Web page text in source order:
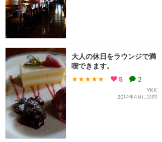
大人の休日をラウンジで満
喫できます。
★★★★★ 5 2
YKK
2014年4月に訪問